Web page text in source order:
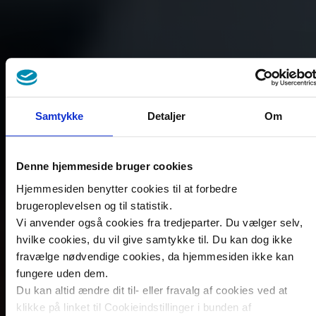
Samtykke Detaljer Om
Denne hjemmeside bruger cookies
Hjemmesiden benytter cookies til at forbedre
brugeroplevelsen og til statistik.
Vi anvender også cookies fra tredjeparter. Du vælger selv,
hvilke cookies, du vil give samtykke til. Du kan dog ikke
fravælge nødvendige cookies, da hjemmesiden ikke kan
fungere uden dem.
Du kan altid ændre dit til- eller fravalg af cookies ved at
klikke på linket til Cookieindstillinger i bunden af